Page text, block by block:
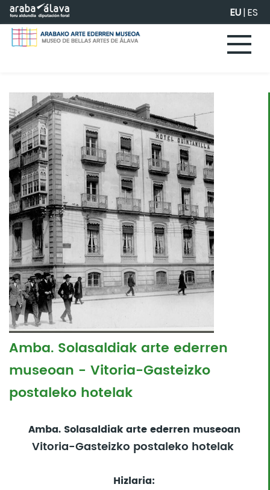
Eduki nagusira joan EU|ES
Amba. Solasaldiak arte ederren
museoan - Vitoria-Gasteizko
postaleko hotelak
Amba. Solasaldiak arte ederren museoan
Vitoria-Gasteizko postaleko hotelak
Hizlaria: